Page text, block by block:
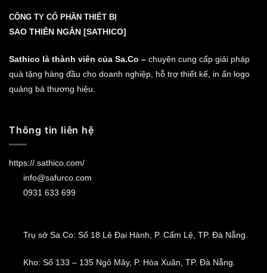
CÔNG TY CỔ PHẦN THIẾT BỊ
SAO THIÊN NGÂN [SATHICO]
Sathico là thành viên của Sa.Co – chuyên cung cấp giải pháp
quà tặng hàng đầu cho doanh nghiệp, hỗ trợ thiết kế, in ấn logo
quảng bá thương hiệu.
Thông tin liên hệ
https://.sathico.com/
info@safurco.com
0931 633 699
Trụ sở Sa.Co: Số 18 Lê Đại Hành, P. Cẩm Lệ, TP. Đà Nẵng.
Kho: Số 133 – 135 Ngô Mây, P. Hòa Xuân, TP. Đà Nẵng.